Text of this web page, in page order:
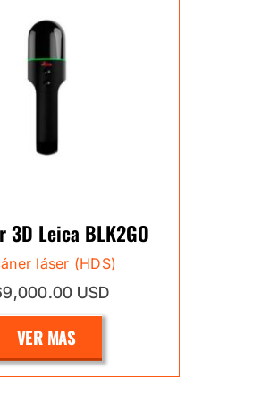
3D Leica BLK2GO
láser (HDS)
USD
VER MAS